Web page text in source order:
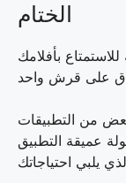
الختام
بأفلامك
من التطبيقات
عميقة التطبيق